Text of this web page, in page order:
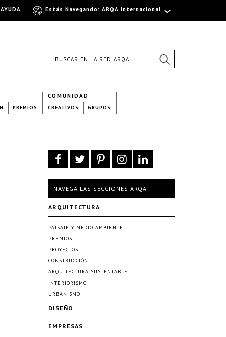
PREMIOS
COMUNIDAD
CREATIVOS GRUPOS
NAVEGÁ LAS SECCIONES ARQA
ARQUITECTURA
PAISAJE Y MEDIO AMBIENTE
PREMIOS
PROYECTOS
CONSTRUCCIÓN
ARQUITECTURA SUSTENTABLE
INTERIORISMO
URBANISMO
DISEÑO
EMPRESAS
Estás Navegando: ARQA Internacional
AYUDA